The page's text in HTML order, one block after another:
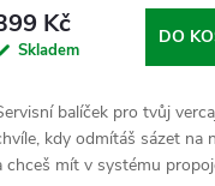
Kč
Skladem
DO
balíček pro tvůj
kdy odmítáš sázet na
chceš mít v systému